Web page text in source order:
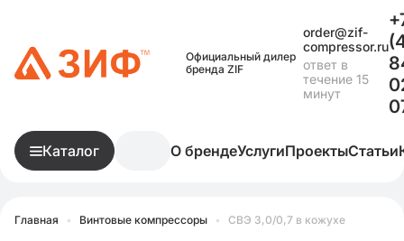
Официальный дилер
бренда ZIF
order@zif-
compressor.ru
ответ в
течение 15
минут
Каталог О брендеУслугиПроектыСтатьи
Главная • Винтовые компрессоры • СВЭ 3,0/0,7 в кожухе